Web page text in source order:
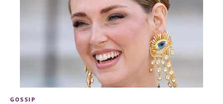
GOSSIP